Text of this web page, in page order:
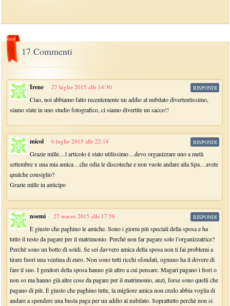
17 Commenti
Irene 27 luglio 2015 alle 14:30
Ciao, noi abbiamo fatto recentemente un addio al nubilato divertentissimo,
siamo state in uno studio fotografico, ci siamo divertite un sacco!!
RISPONDI
micol 6 luglio 2015 alle 22:14
Grazie mille…l articolo è stato utilissimo…devo organizzare uno a metà
settembre x una mia amica…che odia le discoteche e non vuole andare alla Spa…avete
qualche consiglio?
Grazie mille in anticipo
RISPONDI
noemi 27 marzo 2015 alle 17:58
È giusto che paghino le amiche. Sono i giorni più speciali della sposa e ha
tutto il resto da pagare per il matrimonio. Perchè non far pagare solo l’organizzatrice?
Perchè sono un botto di soldi. Se sei davvero amica della sposa non ti fai problemi a
tirare fuori una ventina di euro. Non sono tutti ricchi sfondati, ognuno ha il dovere di
fare il suo. I genitori della sposa hanno già altro a cui pensare. Magari pagano i fiori o
non so ma hanno già altre cose da pagare per il matrimonio, anzi, forse sono quelli che
pagano di più. È giusto che paghino tutte, la migliore amica non credo abbia voglia di
andare a spendere una busta paga per un addio al nubilato. Soprattutto perchè non si
RISPONDI